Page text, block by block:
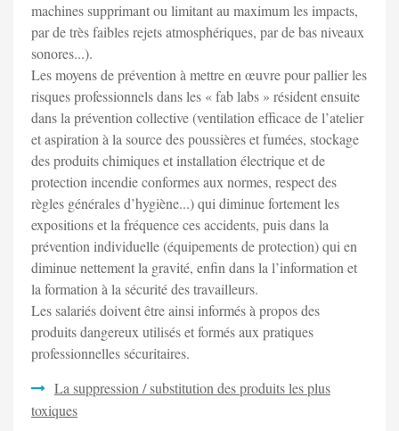
machines supprimant ou limitant au maximum les impacts,
par de très faibles rejets atmosphériques, par de bas niveaux
sonores...).
Les moyens de prévention à mettre en œuvre pour pallier les
risques professionnels dans les « fab labs » résident ensuite
dans la prévention collective (ventilation efficace de l’atelier
et aspiration à la source des poussières et fumées, stockage
des produits chimiques et installation électrique et de
protection incendie conformes aux normes, respect des
règles générales d’hygiène...) qui diminue fortement les
expositions et la fréquence ces accidents, puis dans la
prévention individuelle (équipements de protection) qui en
diminue nettement la gravité, enfin dans la l’information et
la formation à la sécurité des travailleurs.
Les salariés doivent être ainsi informés à propos des
produits dangereux utilisés et formés aux pratiques
professionnelles sécuritaires.
La suppression / substitution des produits les plus
toxiques